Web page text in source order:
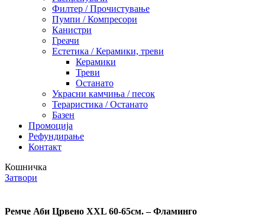
Филтер / Прочистување
Пумпи / Компресори
Канистри
Греачи
Естетика / Керамики, треви
Керамики
Треви
Останато
Украсни камчиња / песок
Тераристика / Останато
Базен
Промоција
Рефундирање
Контакт
Кошничка
Затвори
Ремче Аби Црвено XXL 60-65см. – Фламинго